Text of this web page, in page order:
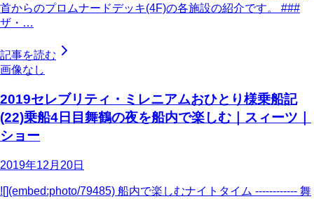
首からのプロムナードデッキ(4F)の各施設の紹介です。 ###
ザ・…
記事を読む
画像なし
2019セレブリティ・ミレニアムおひとり様乗船記
(22)乗船4日目舞鶴の夜を船内で楽しむ｜スィーツ｜
ショー
2019年12月20日
![](embed:photo/79485) 船内で楽しむナイトタイム ------------ 舞